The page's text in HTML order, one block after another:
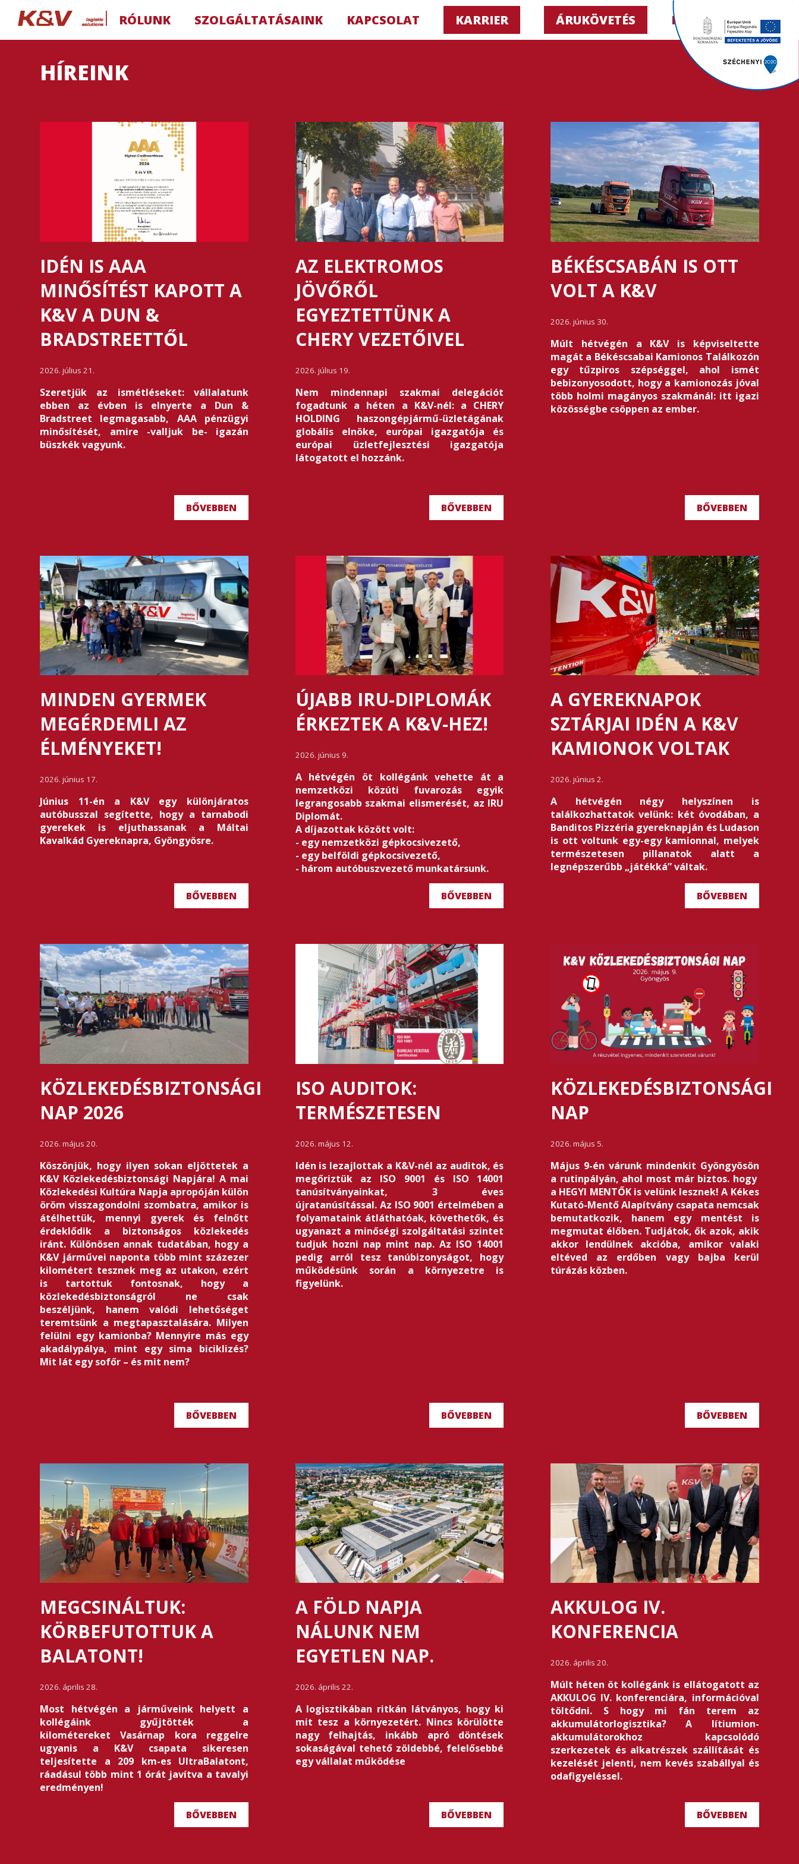
RÓLUNK SZOLGÁLTATÁSAINK KAPCSOLAT KARRIER ÁRUKÖVETÉS HU ▼
HÍREINK
IDÉN IS AAA
MINŐSÍTÉST KAPOTT A
K&V A DUN &
BRADSTREETTŐL
2026. július 21.
Szeretjük az ismétléseket: vállalatunk
ebben az évben is elnyerte a Dun &
Bradstreet legmagasabb, AAA pénzügyi
minősítését, amire -valljuk be- igazán
büszkék vagyunk.
BŐVEBBEN
AZ ELEKTROMOS
JÖVŐRŐL
EGYEZTETTÜNK A
CHERY VEZETŐIVEL
2026. július 19.
Nem mindennapi szakmai delegációt
fogadtunk a héten a K&V-nél: a CHERY
HOLDING haszongépjármű-üzletágának
globális elnöke, európai igazgatója és
európai üzletfejlesztési igazgatója
látogatott el hozzánk.
BŐVEBBEN
BÉKÉSCSABÁN IS OTT
VOLT A K&V
2026. június 30.
Múlt hétvégén a K&V is képviseltette
magát a Békéscsabai Kamionos Találkozón
egy tűzpiros szépséggel, ahol ismét
bebizonyosodott, hogy a kamionozás jóval
több holmi magányos szakmánál: itt igazi
közösségbe csöppen az ember.
BŐVEBBEN
MINDEN GYERMEK
MEGÉRDEMLI AZ
ÉLMÉNYEKET!
2026. június 17.
Június 11-én a K&V egy különjáratos
autóbusszal segítette, hogy a tarnabodi
gyerekek is eljuthassanak a Máltai
Kavalkád Gyereknapra, Gyöngyösre.
BŐVEBBEN
ÚJABB IRU-DIPLOMÁK
ÉRKEZTEK A K&V-HEZ!
2026. június 9.
A hétvégén öt kollégánk vehette át a
nemzetközi közúti fuvarozás egyik
legrangosabb szakmai elismerését, az IRU
Diplomát.
A díjazottak között volt:
- egy nemzetközi gépkocsivezető,
- egy belföldi gépkocsivezető,
- három autóbuszvezető munkatársunk.
BŐVEBBEN
A GYEREKNAPOK
SZTÁRJAI IDÉN A K&V
KAMIONOK VOLTAK
2026. június 2.
A hétvégén négy helyszínen is
találkozhattatok velünk: két óvodában, a
Banditos Pizzéria gyereknapján és Ludason
is ott voltunk egy-egy kamionnal, melyek
természetesen pillanatok alatt a
legnépszerűbb „játékká” váltak.
BŐVEBBEN
KÖZLEKEDÉSBIZTONSÁGI
NAP 2026
2026. május 20.
Köszönjük, hogy ilyen sokan eljöttetek a
K&V Közlekedésbiztonsági Napjára! A mai
Közlekedési Kultúra Napja apropóján külön
öröm visszagondolni szombatra, amikor is
átélhettük, mennyi gyerek és felnőtt
érdeklődik a biztonságos közlekedés
iránt. Különösen annak tudatában, hogy a
K&V járművei naponta több mint százezer
kilométert tesznek meg az utakon, ezért
is tartottuk fontosnak, hogy a
közlekedésbiztonságról ne csak
beszéljünk, hanem valódi lehetőséget
teremtsünk a megtapasztalására. Milyen
felülni egy kamionba? Mennyire más egy
akadálypálya, mint egy sima biciklizés?
Mit lát egy sofőr – és mit nem?
BŐVEBBEN
ISO AUDITOK:
TERMÉSZETESEN
2026. május 12.
Idén is lezajlottak a K&V-nél az auditok, és
megőriztük az ISO 9001 és ISO 14001
tanúsítványainkat, 3 éves
újratanúsítással. Az ISO 9001 értelmében a
folyamataink átláthatóak, követhetők, és
ugyanazt a minőségi szolgáltatási szintet
tudjuk hozni nap mint nap. Az ISO 14001
pedig arról tesz tanúbizonyságot, hogy
működésünk során a környezetre is
figyelünk.
BŐVEBBEN
KÖZLEKEDÉSBIZTONSÁGI
NAP
2026. május 5.
Május 9-én várunk mindenkit Gyöngyösön
a rutinpályán, ahol most már biztos. hogy
a HEGYI MENTŐK is velünk lesznek! A Kékes
Kutató-Mentő Alapítvány csapata nemcsak
bemutatkozik, hanem egy mentést is
megmutat élőben. Tudjátok, ők azok, akik
akkor lendülnek akcióba, amikor valaki
eltéved az erdőben vagy bajba kerül
túrázás közben.
BŐVEBBEN
MEGCSINÁLTUK:
KÖRBEFUTOTTUK A
BALATONT!
2026. április 28.
Most hétvégén a járműveink helyett a
kollégáink gyűjtötték a
kilométereket Vasárnap kora reggelre
ugyanis a K&V csapata sikeresen
teljesítette a 209 km-es UltraBalatont,
ráadásul több mint 1 órát javítva a tavalyi
eredményen!
BŐVEBBEN
A FÖLD NAPJA
NÁLUNK NEM
EGYETLEN NAP.
2026. április 22.
A logisztikában ritkán látványos, hogy ki
mit tesz a környezetért. Nincs körülötte
nagy felhajtás, inkább apró döntések
sokaságával tehető zöldebbé, felelősebbé
egy vállalat működése
BŐVEBBEN
AKKULOG IV.
KONFERENCIA
2026. április 20.
Múlt héten öt kollégánk is ellátogatott az
AKKULOG IV. konferenciára, információval
töltődni. S hogy mi fán terem az
akkumulátorlogisztika? A lítiumion-
akkumulátorokhoz kapcsolódó
szerkezetek és alkatrészek szállítását és
kezelését jelenti, nem kevés szabállyal és
odafigyeléssel.
BŐVEBBEN